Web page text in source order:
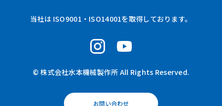
お問い合わせ
当社は ISO9001・ISO14001を取得しております。
© 株式会社水本機械製作所 All Rights Reserved.